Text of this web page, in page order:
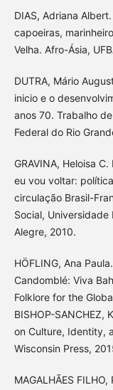
DIAS, Adriana
capoeiras,
Velha. Afro-Ásia,
DUTRA, Mário
inicio e o
anos 70. Trabalho
Federal do Rio
GRAVINA, Heloisa
eu vou voltar:
circulação Brasil-
Social, Universidade
Alegre, 2010.
HÖFLING, Ana
Candomblé: Viva
Folklore for the
BISHOP-SANCHEZ,
on Culture, Identity,
Wisconsin Press,
MAGALHÃES